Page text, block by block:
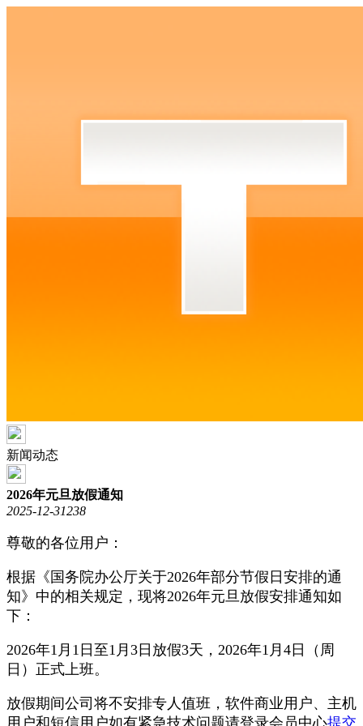
新闻动态
2026年元旦放假通知
2025-12-31238
尊敬的各位用户：
根据《国务院办公厅关于2026年部分节假日安排的通
知》中的相关规定，现将2026年元旦放假安排通知如
下：
2026年1月1日至1月3日放假3天，2026年1月4日（周
日）正式上班。
放假期间公司将不安排专人值班，软件商业用户、主机
用户和短信用户如有紧急技术问题请登录会员中心提交